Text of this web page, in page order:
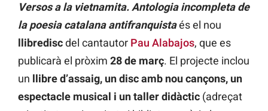
Versos a la vietnamita. Antologia incompleta de
la poesia catalana antifranquistaés el nou
llibrediscdel cantautor Pau Alabajos, que es
publicarà el pròxim 28 de març. El projecte inclou
un llibre d’assaig, un disc amb nou cançons, un
espectacle musical i un taller didàctic (adreçat